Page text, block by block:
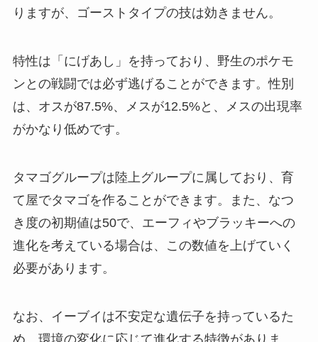
りますが、ゴーストタイプの技は効きません。
特性は「にげあし」を持っており、野生のポケモ
ンとの戦闘では必ず逃げることができます。性別
は、オスが87.5%、メスが12.5%と、メスの出現率
がかなり低めです。
タマゴグループは陸上グループに属しており、育
て屋でタマゴを作ることができます。また、なつ
き度の初期値は50で、エーフィやブラッキーへの
進化を考えている場合は、この数値を上げていく
必要があります。
なお、イーブイは不安定な遺伝子を持っているた
め、環境の変化に応じて進化する特徴がありま